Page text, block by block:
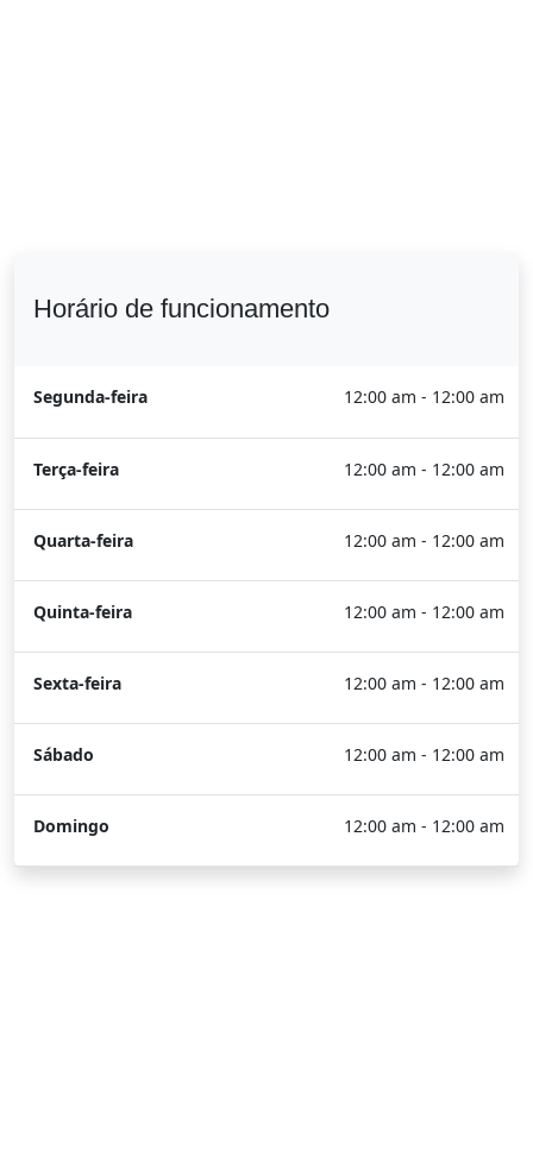
Horário de funcionamento
Segunda-feira 12:00 am - 12:00 am
Terça-feira 12:00 am - 12:00 am
Quarta-feira 12:00 am - 12:00 am
Quinta-feira 12:00 am - 12:00 am
Sexta-feira 12:00 am - 12:00 am
Sábado 12:00 am - 12:00 am
Domingo 12:00 am - 12:00 am